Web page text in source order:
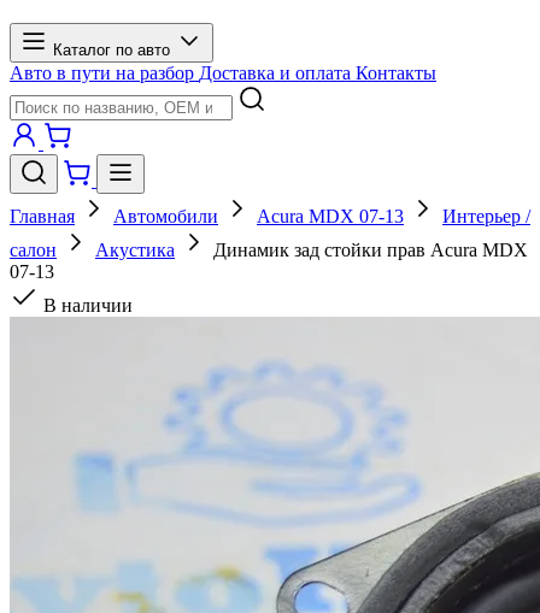
Каталог по авто
Авто в пути на разбор Доставка и оплата Контакты
Главная Автомобили Acura MDX 07-13
Интерьер /
салон
Акустика
Динамик зад стойки прав Acura MDX
07-13
В наличии